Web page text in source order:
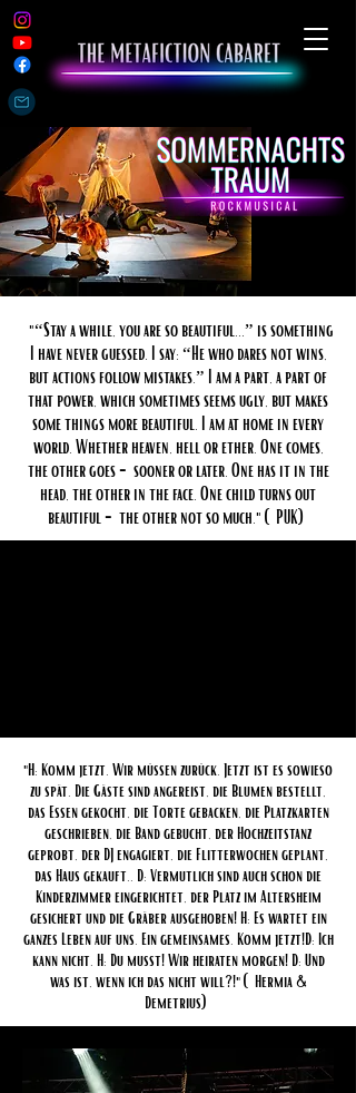
"“Stay a while, you are so beautiful...” is something
I have never guessed. I say: “He who dares not wins,
but actions follow mistakes.” I am a part, a part of
that power, which sometimes seems ugly, but makes
some things more beautiful. I am at home in every
world. Whether heaven, hell or ether. One comes,
the other goes - sooner or later. One has it in the
head, the other in the face. One child turns out
beautiful - the other not so much." (PUK)
"H: Komm jetzt. Wir müssen zurück. Jetzt ist es sowieso
zu spät. Die Gäste sind angereist, die Blumen bestellt,
das Essen gekocht, die Torte gebacken, die Platzkarten
geschrieben, die Band gebucht, der Hochzeitstanz
geprobt, der DJ engagiert, die Flitterwochen geplant,
das Haus gekauft.. D: Vermutlich sind auch schon die
Kinderzimmer eingerichtet, der Platz im Altersheim
gesichert und die Gräber ausgehoben! H: Es wartet ein
ganzes Leben auf uns. Ein gemeinsames. Komm jetzt!D: Ich
kann nicht. H: Du musst! Wir heiraten morgen! D: Und
was ist, wenn ich das nicht will?!" (Hermia &
Demetrius)